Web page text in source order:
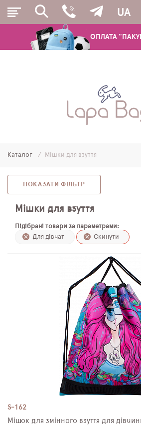
ОПЛАТА
UA
ШКІЛЬНІ РЮКЗАКИ ТА РАНЦІ
МОЛОДІЖНІ РЮКЗАКИ
ПЕНАЛИ
МІШКИ ДЛЯ ВЗУТТЯ
ПЛЯШКИ ДЛЯ ВОДИ
Каталог Мішки для взуття
ПОКАЗАТИ ФІЛЬТР
Мішки для взуття
Підібрані товари за параметрами:
Для дівчат
Скинути
S-162
Мішок для змінного взуття для